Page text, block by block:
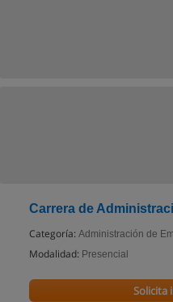
Carrera de
Categoría: Administración de
Modalidad: Presencial
Solicita